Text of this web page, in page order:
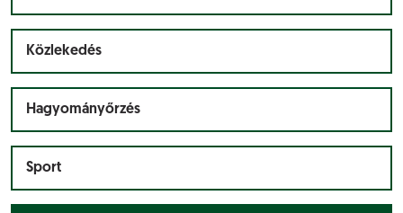
Közlekedés
Hagyományőrzés
Sport